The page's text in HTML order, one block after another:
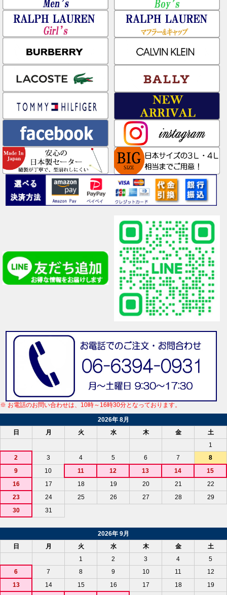
※ お電話のお問い合わせは、10時～16時30分となっております。
2026年 8月
日
月 火 水 木 金
土
1
2
3 4 5 6 7
8
9
10 11 12 13 14
15
16
17 18 19 20 21
22
23
24 25 26 27 28
29
30
31
2026年 9月
日
月 火 水 木 金
土
1
2 3 4
5
6
7 8 9 10 11
12
13
14 15 16 17 18
19